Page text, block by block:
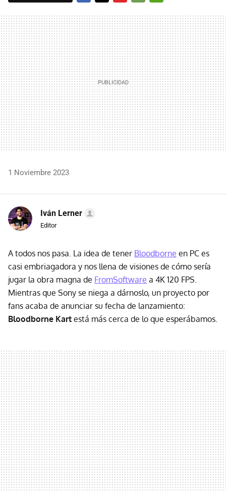
MAIL
1 Noviembre 2023
Iván Lerner
Editor
A todos nos pasa. La idea de tener Bloodborne en PC es
casi embriagadora y nos llena de visiones de cómo sería
jugar la obra magna de FromSoftware a 4K 120 FPS.
Mientras que Sony se niega a dárnoslo, un proyecto por
fans acaba de anunciar su fecha de lanzamiento:
Bloodborne Kart está más cerca de lo que esperábamos.